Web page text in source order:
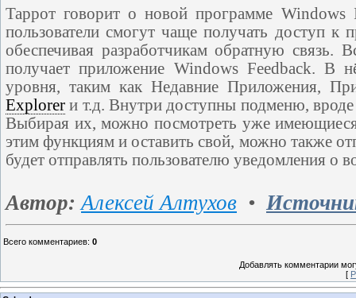
Таррот говорит о новой программе Windows
пользователи смогут чаще получать доступ к
обеспечивая разработчикам обратную связь.
получает приложение Windows Feedback. В
уровня, таким как Недавние Приложения,
Explorer и т.д. Внутри доступны подменю,
Выбирая их, можно посмотреть уже имеющиеся
этим функциям и оставить свой, можно также
будет отправлять пользователю уведомления о
Автор: Алексей Алтухов •
Всего комментариев: 0
Добавлять комментарии
[